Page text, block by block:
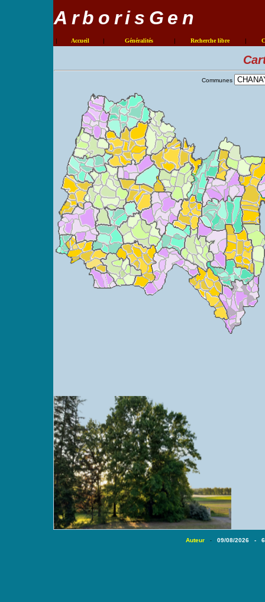
ArborisGen
| Accueil | Généralités | Recherche libre |
Communes
Auteur - 09/08/2026 -